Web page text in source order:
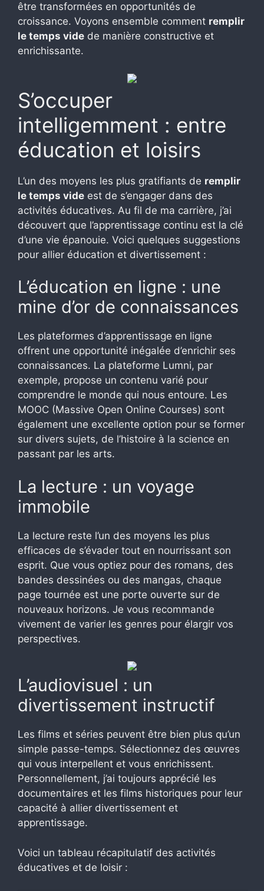
être transformées en opportunités de
croissance. Voyons ensemble comment remplir
le temps vide de manière constructive et
enrichissante.
S’occuper
intelligemment : entre
éducation et loisirs
L’un des moyens les plus gratifiants de remplir
le temps vide est de s’engager dans des
activités éducatives. Au fil de ma carrière, j’ai
découvert que l’apprentissage continu est la clé
d’une vie épanouie. Voici quelques suggestions
pour allier éducation et divertissement :
L’éducation en ligne : une
mine d’or de connaissances
Les plateformes d’apprentissage en ligne
offrent une opportunité inégalée d’enrichir ses
connaissances. La plateforme Lumni, par
exemple, propose un contenu varié pour
comprendre le monde qui nous entoure. Les
MOOC (Massive Open Online Courses) sont
également une excellente option pour se former
sur divers sujets, de l’histoire à la science en
passant par les arts.
La lecture : un voyage
immobile
La lecture reste l’un des moyens les plus
efficaces de s’évader tout en nourrissant son
esprit. Que vous optiez pour des romans, des
bandes dessinées ou des mangas, chaque
page tournée est une porte ouverte sur de
nouveaux horizons. Je vous recommande
vivement de varier les genres pour élargir vos
perspectives.
L’audiovisuel : un
divertissement instructif
Les films et séries peuvent être bien plus qu’un
simple passe-temps. Sélectionnez des œuvres
qui vous interpellent et vous enrichissent.
Personnellement, j’ai toujours apprécié les
documentaires et les films historiques pour leur
capacité à allier divertissement et
apprentissage.
Voici un tableau récapitulatif des activités
éducatives et de loisir :